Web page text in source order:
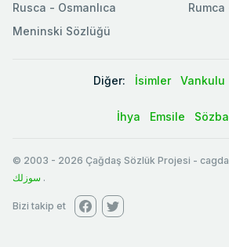
Rusca - Osmanlıca
Meninski Sözlüğü
Rumca
Diğer: İsimler Vankulu
İhya Emsile
© 2003 - 2026 Çağdaş Sözlük Projesi -
سوزلك .
Bizi takip et